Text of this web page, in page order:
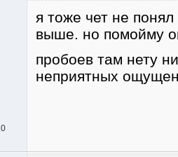
я тоже чет не
выше. но помойму
пробоев там нету
неприятных